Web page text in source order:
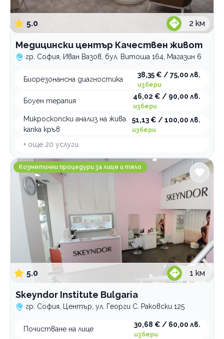
5.0 2 км
Медицински център Качествен живот
гр. София, Иван Вазов, бул. Витоша 164, Магазин 6
Биорезонансна диагностика
38,35 € / 75,00 лв.
избери
Боуен терапия
46,02 € / 90,00 лв.
избери
Микроскопски анализ на жива
капка кръв
51,13 € / 100,00 лв.
избери
+ още 20 услуги
Skeyndor Institute Bulgaria
Козметични процедури за лице и тяло
5.0 1 км
Skeyndor Institute Bulgaria
гр. София, Център, ул. Георги С. Раковски 125
Почистване на лице
30,68 € / 60,00 лв.
избери